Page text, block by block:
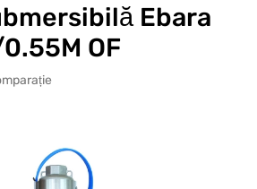
Ebara
OF